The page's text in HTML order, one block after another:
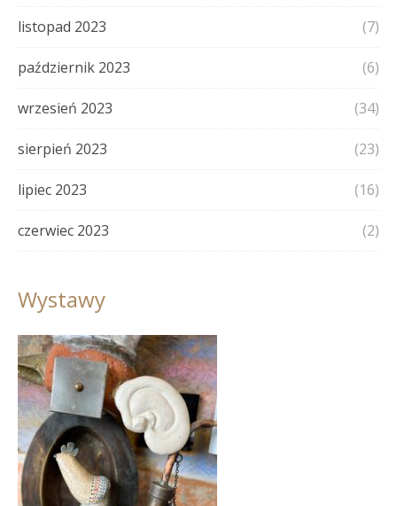
listopad 2023 (7)
październik 2023 (6)
wrzesień 2023 (34)
sierpień 2023 (23)
lipiec 2023 (16)
czerwiec 2023 (2)
Wystawy